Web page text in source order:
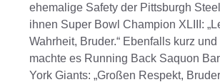
ehemalige Safety der Pittsburgh
ihnen Super Bowl Champion XLIII:
Wahrheit, Bruder.“ Ebenfalls kurz
machte es Running Back Saquon
York Giants: „Großen Respekt,